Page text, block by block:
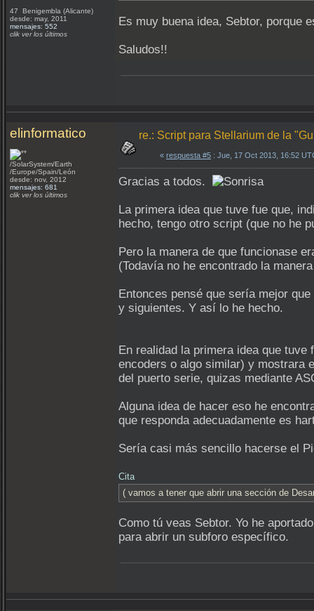
47 Benigembla (Alicante)
desde: may, 2011
mensajes: 552
clik ver los últimos
Es muy buena idea, Sebtor, porque
Saludos!!
elinformatico
/SolarSystem/Earth
/Europe/Spain/León
desde: nov, 2012
mensajes: 681
clik ver los últimos
re.: Script para Stellarium de la
« respuesta #5 : Jue, 17 Oct 2013, 16:52
Gracias a todos.
La primera idea que tuve fue que,
hecho, tengo otro script (que no he
Pero la manera de que funcionase
(Todavía no he encontrado la
Entonces pensé que sería mejor
y siguientes. Y así lo he hecho.
En realidad la primera idea que
encoders o algo similar) y mostrara
del puerto serie, quizas mediante
Alguna idea de hacer eso he
que responda adecuadamente es
Sería casi más sencillo hacerse el
Cita
( vamos a tener que abrir una sección de
Como tú veas Sebtor. Yo he
para abrir un subforo específico.